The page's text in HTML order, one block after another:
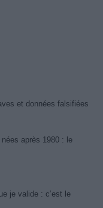
et données falsifiées
après 1980 : le
je valide : c’est le